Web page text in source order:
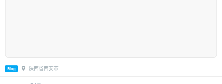
Blog 陕西省西安市